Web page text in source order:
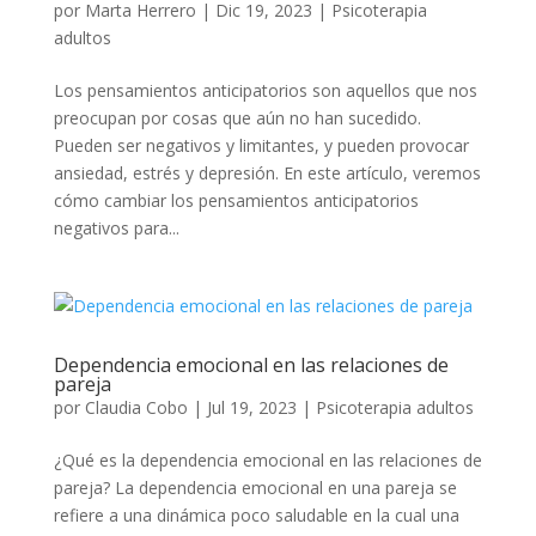
por Marta Herrero | Dic 19, 2023 | Psicoterapia
adultos
Los pensamientos anticipatorios son aquellos que nos
preocupan por cosas que aún no han sucedido.
Pueden ser negativos y limitantes, y pueden provocar
ansiedad, estrés y depresión. En este artículo, veremos
cómo cambiar los pensamientos anticipatorios
negativos para...
Dependencia emocional en las relaciones de
pareja
por Claudia Cobo | Jul 19, 2023 | Psicoterapia adultos
¿Qué es la dependencia emocional en las relaciones de
pareja? La dependencia emocional en una pareja se
refiere a una dinámica poco saludable en la cual una